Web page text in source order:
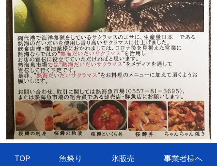
TOP 魚祭り 氷販売 事業者様へ